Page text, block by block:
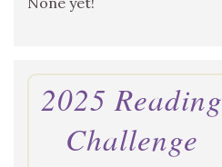
2025 Reading
Challenge